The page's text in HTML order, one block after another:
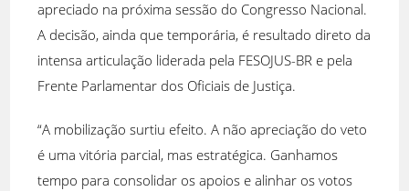
apreciado na próxima sessão do Congresso Nacional.
A decisão, ainda que temporária, é resultado direto da
intensa articulação liderada pela FESOJUS-BR e pela
Frente Parlamentar dos Oficiais de Justiça.
“A mobilização surtiu efeito. A não apreciação do veto
é uma vitória parcial, mas estratégica. Ganhamos
tempo para consolidar os apoios e alinhar os votos